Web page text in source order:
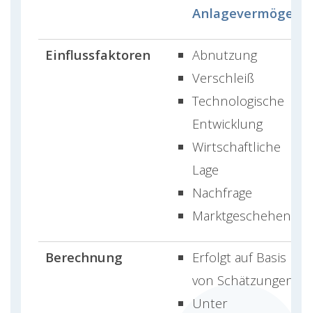
Anlagevermögens
Einflussfaktoren
Abnutzung
Verschleiß
Technologische
Entwicklung
Wirtschaftliche
Lage
Nachfrage
Marktgeschehen
Berechnung
Erfolgt auf Basis
von Schätzungen
Unter